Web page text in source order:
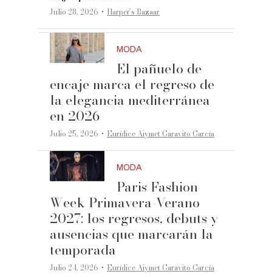
Julio 28, 2026 ·Harper’s Bazaar
MODA
El pañuelo de
encaje marca el regreso de
la elegancia mediterránea
en 2026
Julio 25, 2026 ·Eurídice Aiymet Garavito García
MODA
Paris Fashion
Week Primavera-Verano
2027: los regresos, debuts y
ausencias que marcarán la
temporada
Julio 24, 2026 ·Eurídice Aiymet Garavito García